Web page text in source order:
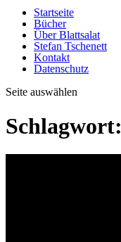
Startseite
Bücher
Über Blattsalat
Stefan Tschenett
Kontakt
Datenschutz
Seite auswählen
Schlagwort: